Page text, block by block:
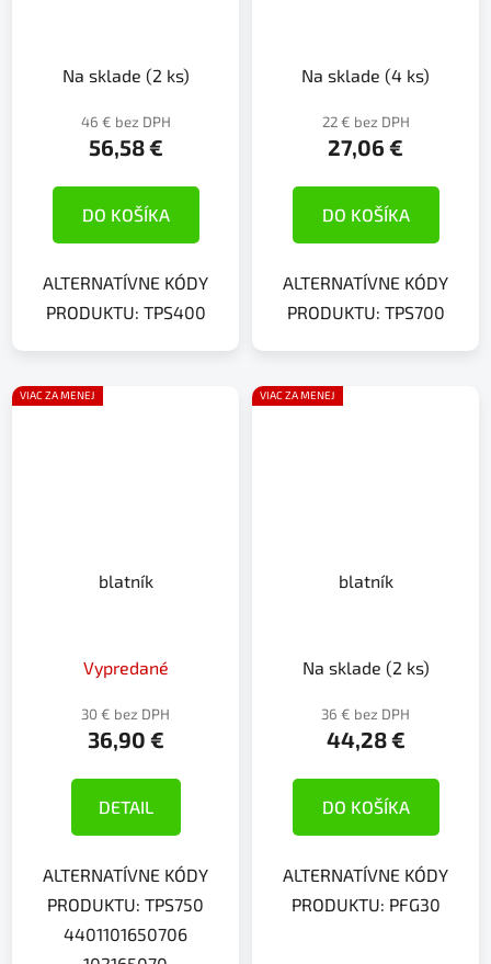
Na sklade (2 ks)
46 € bez DPH
56,58 €
DO KOŠÍKA
ALTERNATÍVNE KÓDY
PRODUKTU: TPS400
Na sklade (4 ks)
22 € bez DPH
27,06 €
DO KOŠÍKA
ALTERNATÍVNE KÓDY
PRODUKTU: TPS700
VIAC ZA MENEJ
blatník
Vypredané
30 € bez DPH
36,90 €
DETAIL
ALTERNATÍVNE KÓDY
PRODUKTU: TPS750
4401101650706
VIAC ZA MENEJ
blatník
Na sklade (2 ks)
36 € bez DPH
44,28 €
DO KOŠÍKA
ALTERNATÍVNE KÓDY
PRODUKTU: PFG30